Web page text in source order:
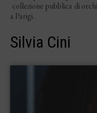
collezione pubblica di
a Parigi.
Silvia Cini